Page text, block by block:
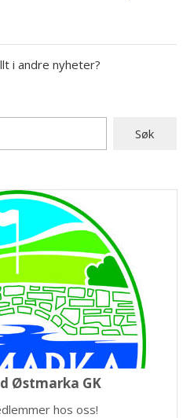
i andre nyheter?
Østmarka GK
hos oss!